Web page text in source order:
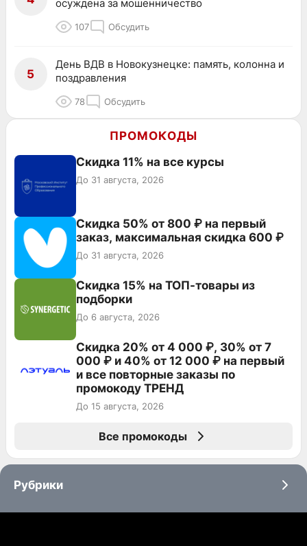
осуждена за мошенничество
107 Обсудить
5
День ВДВ в Новокузнецке: память, колонна и
поздравления
78 Обсудить
ПРОМОКОДЫ
Скидка 11% на все курсы
До 31 августа, 2026
Скидка 50% от 800 ₽ на первый
заказ, максимальная скидка 600 ₽
До 31 августа, 2026
Скидка 15% на ТОП-товары из
подборки
До 6 августа, 2026
Скидка 20% от 4 000 ₽, 30% от 7
000 ₽ и 40% от 12 000 ₽ на первый
и все повторные заказы по
промокоду ТРЕНД
До 15 августа, 2026
Все промокоды
Рубрики